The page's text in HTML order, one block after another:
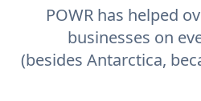
POWR has helped
businesses on
(besides Antarctica,